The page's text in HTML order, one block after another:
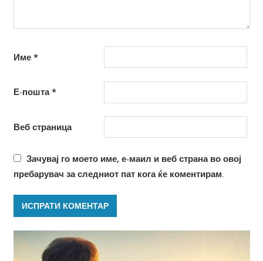
Име *
Е-пошта*
Веб страница
Зачувај го моето име, е-маил и веб страна во овој
пребарувач за следниот пат кога ќе коментирам.